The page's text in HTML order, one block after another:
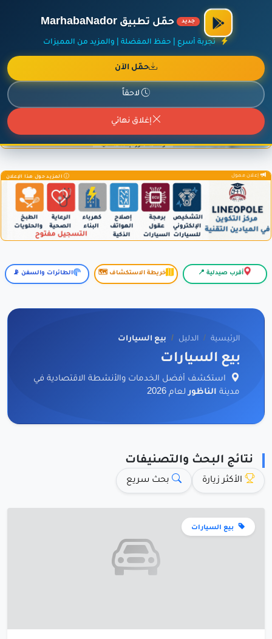
أضف نشاطك مجاناً
جديد حمّل تطبيق MarhabaNador
تجربة أسرع | حفظ المفضلة | والمزيد من المميزات
حمّل الآن
لاحقاً
إغلاق نهائي
إعلان ممول المزيد حول هذا الإعلان
إعلان ممول المزيد حول هذا الإعلان
أقرب صيدلية 📍 خريطة الاستكشاف 🗺️ الطائرات والسفن 📡
الرئيسية الدليل بيع السيارات
بيع السيارات
استكشف أفضل الخدمات والأنشطة الاقتصادية في
مدينة الناظور لعام 2026
نتائج البحث والتصنيفات
الأكثر زيارة بحث سريع
بيع السيارات